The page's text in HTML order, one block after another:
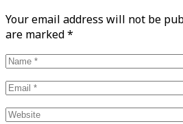
Your email address will not be
are marked*